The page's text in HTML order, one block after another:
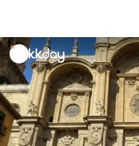
unread
notifications